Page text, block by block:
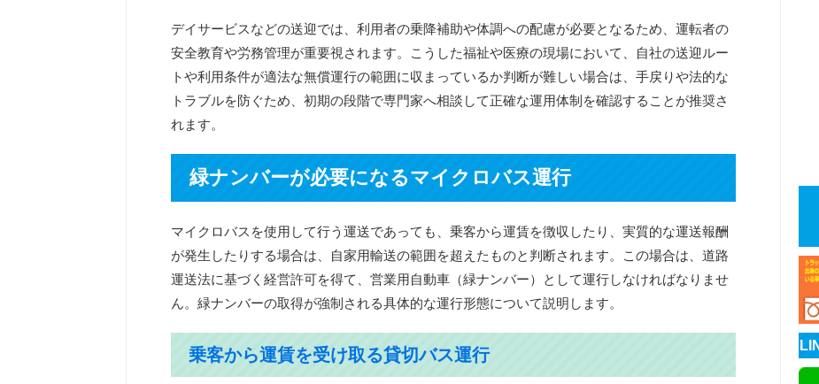
デイサービスなどの送迎では、利用者の乗降補助や体調への配慮が必要となるため、運転者の
安全教育や労務管理が重要視されます。こうした福祉や医療の現場において、自社の送迎ルー
トや利用条件が適法な無償運行の範囲に収まっているか判断が難しい場合は、手戻りや法的な
トラブルを防ぐため、初期の段階で専門家へ相談して正確な運用体制を確認することが推奨さ
れます。
緑ナンバーが必要になるマイクロバス運行
マイクロバスを使用して行う運送であっても、乗客から運賃を徴収したり、実質的な運送報酬
が発生したりする場合は、自家用輸送の範囲を超えたものと判断されます。この場合は、道路
運送法に基づく経営許可を得て、営業用自動車（緑ナンバー）として運行しなければなりませ
ん。緑ナンバーの取得が強制される具体的な運行形態について説明します。
乗客から運賃を受け取る貸切バス運行